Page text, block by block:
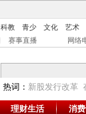
科教 青少 文化
艺术
赛事直播 网络
热词： 新股发行改革
理财生活 消